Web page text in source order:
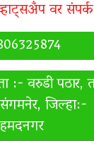
वर
:- वरुडी पठार,
जिल्हा:-